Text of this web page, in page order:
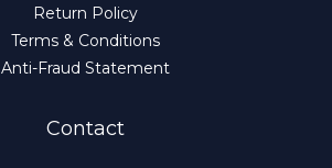
Return Policy
Terms & Conditions
Anti-Fraud Statement
Contact